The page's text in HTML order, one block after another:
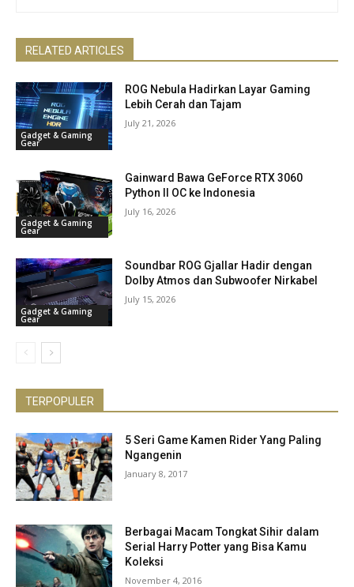
RELATED ARTICLES
Gadget & Gaming
Gear
ROG Nebula Hadirkan Layar Gaming
Lebih Cerah dan Tajam
July 21, 2026
Gadget & Gaming
Gear
Gainward Bawa GeForce RTX 3060
Python II OC ke Indonesia
July 16, 2026
Gadget & Gaming
Gear
Soundbar ROG Gjallar Hadir dengan
Dolby Atmos dan Subwoofer Nirkabel
July 15, 2026
TERPOPULER
5 Seri Game Kamen Rider Yang Paling
Ngangenin
January 8, 2017
Berbagai Macam Tongkat Sihir dalam
Serial Harry Potter yang Bisa Kamu
Koleksi
November 4, 2016